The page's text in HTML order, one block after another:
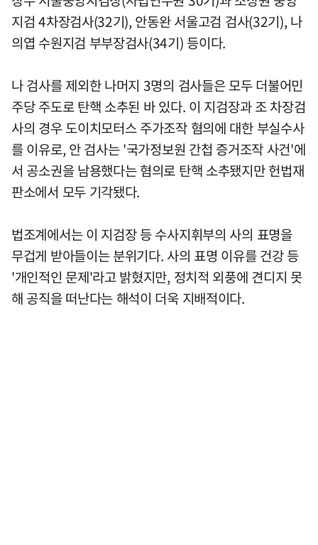
지검 4차장검사(32기), 안동완 서울고검 검사(32기), 나
의엽 수원지검 부부장검사(34기) 등이다.
나 검사를 제외한 나머지 3명의 검사들은 모두 더불어민
주당 주도로 탄핵 소추된 바 있다. 이 지검장과 조 차장검
사의 경우 도이치모터스 주가조작 혐의에 대한 부실수사
를 이유로, 안 검사는 '국가정보원 간첩 증거조작 사건'에
서 공소권을 남용했다는 혐의로 탄핵 소추됐지만 헌법재
판소에서 모두 기각됐다.
법조계에서는 이 지검장 등 수사지휘부의 사의 표명을
무겁게 받아들이는 분위기다. 사의 표명 이유를 건강 등
'개인적인 문제'라고 밝혔지만, 정치적 외풍에 견디지 못
해 공직을 떠난다는 해석이 더욱 지배적이다.